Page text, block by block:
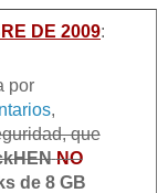
DE 2009:
por
,
que
NO
de 8 GB